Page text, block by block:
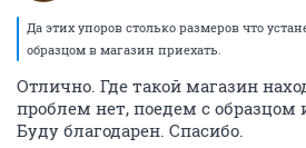
Да этих упоров столько размеров что
образцом в магазин приехать.
Отлично. Где такой магазин
проблем нет, поедем с образцом
Буду благодарен. Спасибо.